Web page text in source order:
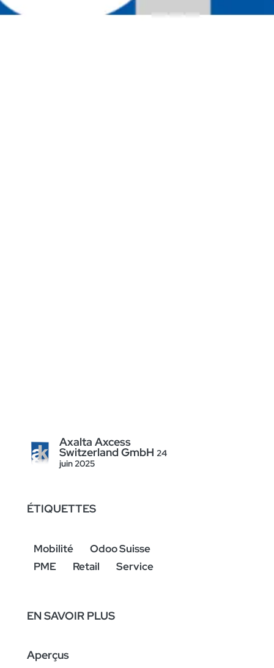
Axalta Axcess
Switzerland GmbH 24
juin 2025
ÉTIQUETTES
Mobilité
Odoo Suisse
PME
Retail Service
EN SAVOIR PLUS
Aperçus